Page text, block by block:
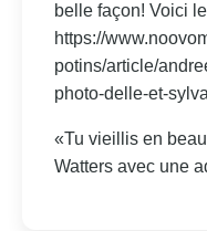
belle façon! Voici
https://
potins/article/
photo-delle-et-
«Tu vieillis en
Watters avec une